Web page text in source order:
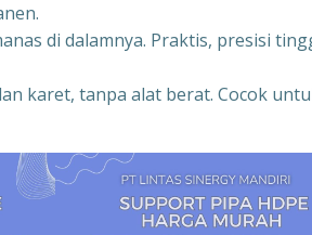
di dalamnya. Praktis, presisi
karet, tanpa alat berat. Cocok